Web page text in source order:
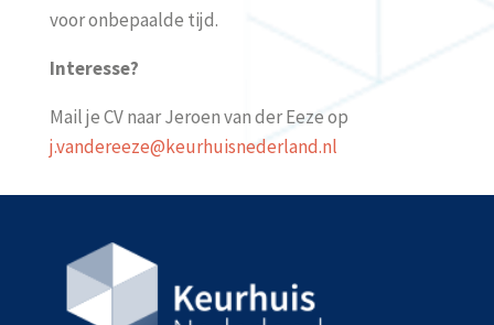
voor onbepaalde tijd.
Interesse?
Mail je CV naar Jeroen van der Eeze op
j.vandereeze@keurhuisnederland.nl